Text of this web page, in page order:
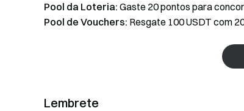
Pool da Loteria: Gaste 20 pontos para
Pool de Vouchers: Resgate 100 USDT com
Lembrete